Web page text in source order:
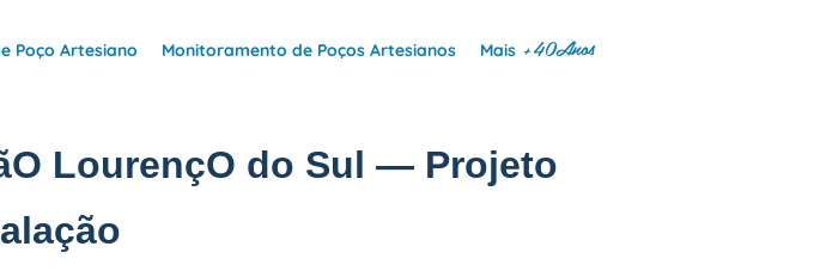
Poço Artesiano Monitoramento de Poços Artesianos Mais +40Anos
LourençO do Sul — Projeto